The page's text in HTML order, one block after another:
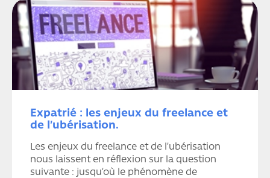
Expatrié : les enjeux du freelance et
de l’ubérisation.
Les enjeux du freelance et de l’ubérisation
nous laissent en réflexion sur la question
suivante : jusqu’où le phénomène de